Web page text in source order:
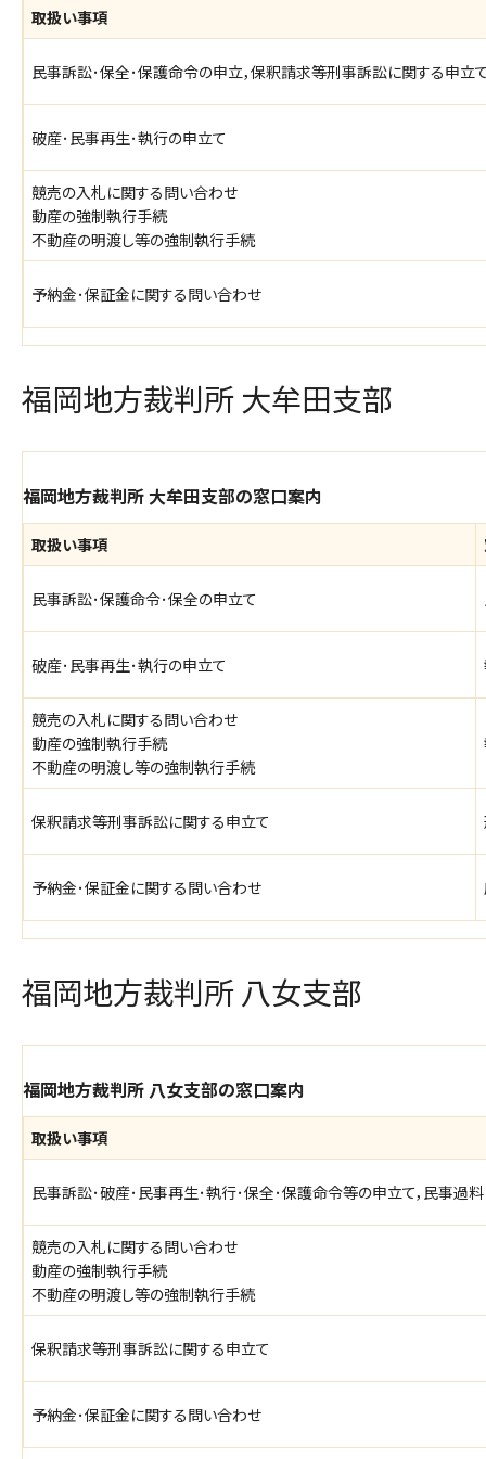
取扱い事項
民事訴訟･保全･保護命令の申立，保釈請求等刑事訴訟に関する申立
破産･民事再生･執行の申立て
競売の入札に関する問い合わせ
動産の強制執行手続
不動産の明渡し等の強制執行手続
予納金･保証金に関する問い合わせ
福岡地方裁判所 大牟田支部
福岡地方裁判所 大牟田支部の窓口案内
取扱い事項
民事訴訟･保護命令･保全の申立て
破産･民事再生･執行の申立て
競売の入札に関する問い合わせ
動産の強制執行手続
不動産の明渡し等の強制執行手続
保釈請求等刑事訴訟に関する申立て
予納金･保証金に関する問い合わせ
福岡地方裁判所 八女支部
福岡地方裁判所 八女支部の窓口案内
取扱い事項
民事訴訟･破産･民事再生･執行･保全･保護命令等の申立て，民事過
競売の入札に関する問い合わせ
動産の強制執行手続
不動産の明渡し等の強制執行手続
保釈請求等刑事訴訟に関する申立て
予納金･保証金に関する問い合わせ